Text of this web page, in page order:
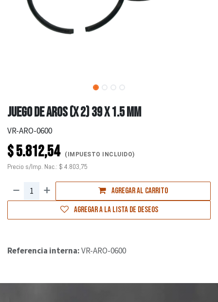
JUEGO DE AROS (X 2) 39 X 1.5 MM
VR-ARO-0600
$5.812,54 (IMPUESTO INCLUIDO)
Precio s/Imp. Nac.: $ 4.803,75
Agregar al carrito
Agregar a la lista de deseos
Referencia interna:VR-ARO-0600